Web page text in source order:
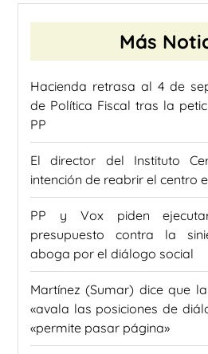
Más
Hacienda retrasa al 4 de
de Política Fiscal tras la
PP
El director del Instituto
intención de reabrir el centro
PP y Vox piden
presupuesto contra la
aboga por el diálogo social
Martínez (Sumar) dice que
«avala las posiciones de
«permite pasar página»